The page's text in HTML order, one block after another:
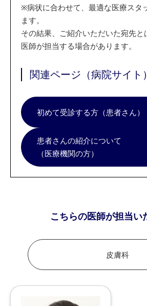
※病状に合わせて、最適な医療スタ
ます。
その結果、ご紹介いただいた宛先
医師が担当する場合があります。
関連ページ（病院サイト）
初めて受診する方（患者さん）
患者さんの紹介について
（医療機関の方）
こちらの医師が担当い
皮膚科